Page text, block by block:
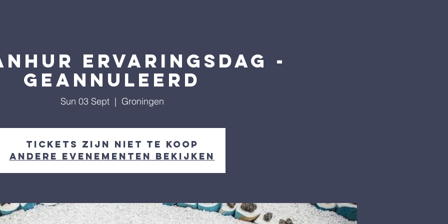
ervaringsdag -
Geannuleerd
Sun 03 Sept
  |
Groningen
Tickets zijn niet te koop
Andere evenementen bekijken